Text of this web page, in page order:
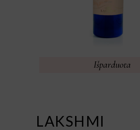
Išparduota
LAKSHMI